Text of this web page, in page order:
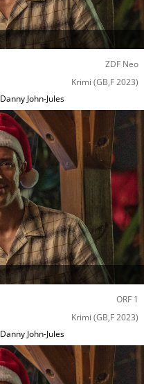
ZDF Neo
Krimi (GB,F 2023)
Danny John-Jules
ORF 1
Krimi (GB,F 2023)
Danny John-Jules